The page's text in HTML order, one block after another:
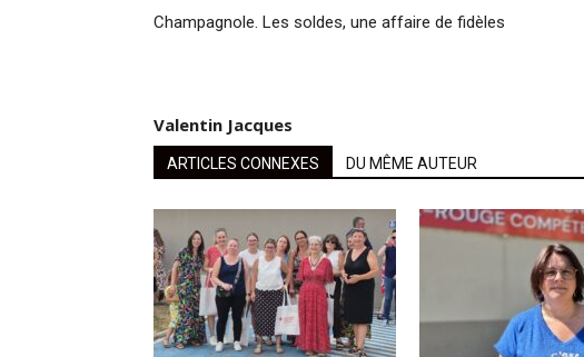
Champagnole. Les soldes, une affaire de fidèles
Valentin Jacques
ARTICLES CONNEXES DU MÊME AUTEUR